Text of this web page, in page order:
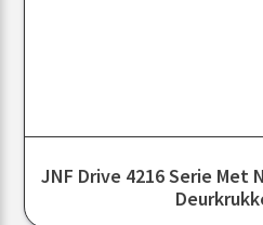
JNF Drive 4216 Serie Met